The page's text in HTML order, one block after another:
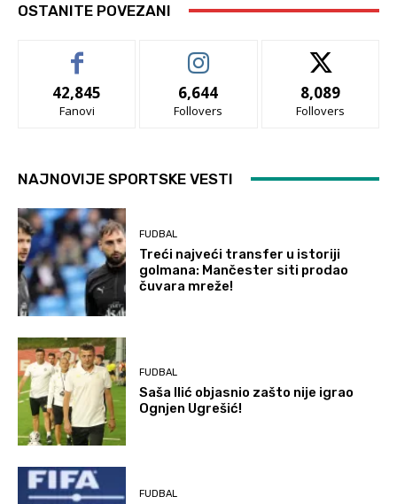
OSTANITE POVEZANI
42,845
Fanovi
6,644
Follovers
8,089
Follovers
NAJNOVIJE SPORTSKE VESTI
FUDBAL
Treći najveći transfer u istoriji
golmana: Mančester siti prodao
čuvara mreže!
FUDBAL
Saša Ilić objasnio zašto nije igrao
Ognjen Ugrešić!
FUDBAL